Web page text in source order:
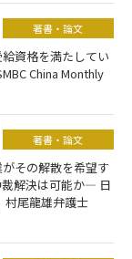
著書・論文
資格を満たしてい
China Monthly
著書・論文
その解散を希望す
解決は可能か― 日
村尾龍雄弁護士